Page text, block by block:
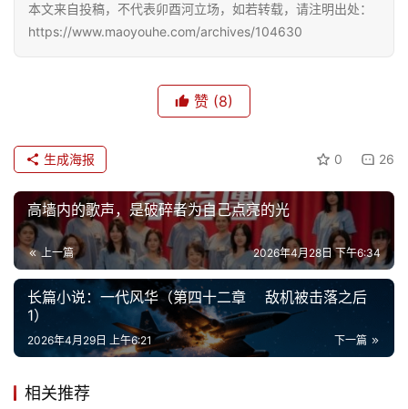
首
页
文
生
活
本文来自投稿，不代表卯酉河立场，如若转载，请注明出处：
https://www.maoyouhe.com/archives/104630
赞 (8)
0 26
生成海报
高墙内的歌声，是破碎者为自己点亮的光
上一篇 2026年4月28日 下午6:34
长篇小说：一代风华（第四十二章 敌机被击落之后
1）
下一篇
2026年4月29日 上午6:21
相关推荐